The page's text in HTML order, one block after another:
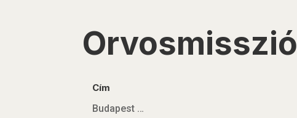
Orvosmisszió
Cím
Budapest …